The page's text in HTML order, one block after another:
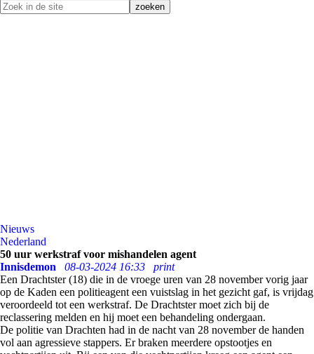
Nieuws
Nederland
50 uur werkstraf voor mishandelen agent
Innisdemon
08-03-2024 16:33
print
Een Drachtster (18) die in de vroege uren van 28 november vorig jaar
op de Kaden een politieagent een vuistslag in het gezicht gaf, is vrijdag
veroordeeld tot een werkstraf. De Drachtster moet zich bij de
reclassering melden en hij moet een behandeling ondergaan.
De politie van Drachten had in de nacht van 28 november de handen
vol aan agressieve stappers. Er braken meerdere opstootjes en